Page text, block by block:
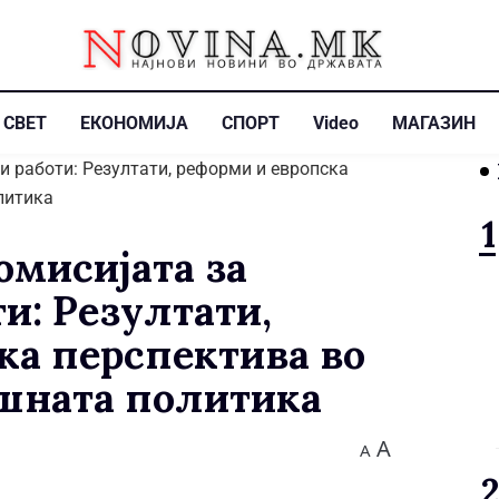
СВЕТ ЕКОНОМИЈА СПОРТ Video МАГАЗИН
за
Резултати,
перспектива во
политика
A A